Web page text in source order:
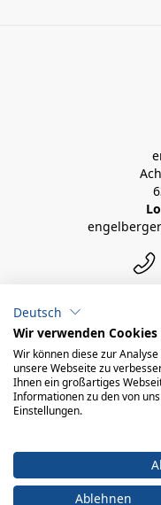
©
Deutsch
Wir verwenden Cookies
Wir können diese zur
unsere Webseite zu
Ihnen ein großartiges
Informationen zu den von
Einstellungen.
Ablehnen